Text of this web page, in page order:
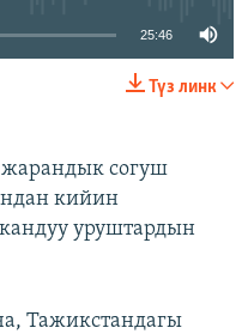
25:46
Түз линк
согуш
кийин
уруштардын
Тажикстандагы